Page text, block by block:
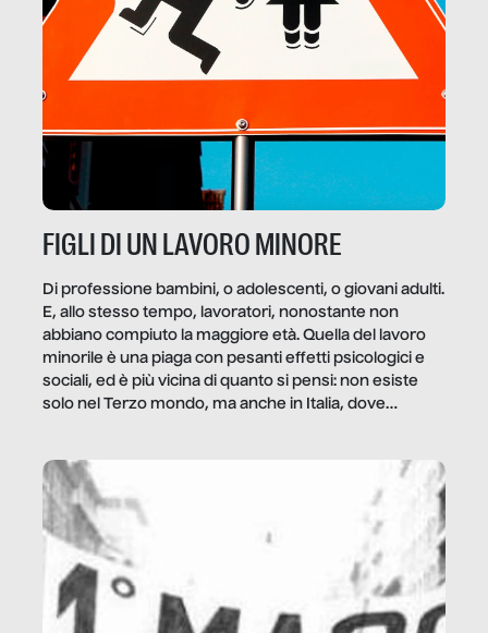
FIGLI DI UN LAVORO MINORE
Di professione bambini, o adolescenti, o giovani adulti.
E, allo stesso tempo, lavoratori, nonostante non
abbiano compiuto la maggiore età. Quella del lavoro
minorile è una piaga con pesanti effetti psicologici e
sociali, ed è più vicina di quanto si pensi: non esiste
solo nel Terzo mondo, ma anche in Italia, dove